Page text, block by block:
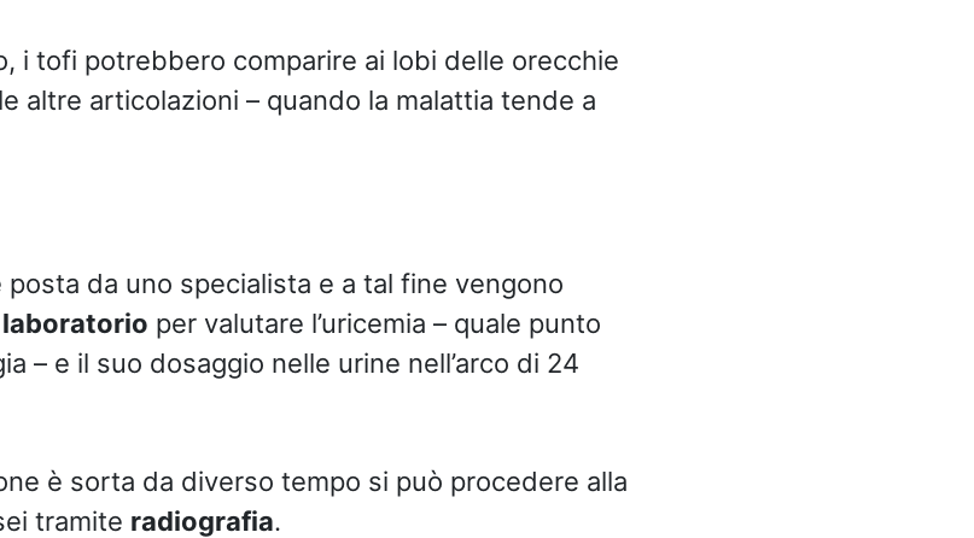
i tofi potrebbero comparire ai lobi delle orecchie
altre articolazioni – quando la malattia tende a
da uno specialista e a tal fine vengono
laboratorio per valutare l’uricemia – quale punto
– e il suo dosaggio nelle urine nell’arco di 24
è sorta da diverso tempo si può procedere alla
tramite radiografia.